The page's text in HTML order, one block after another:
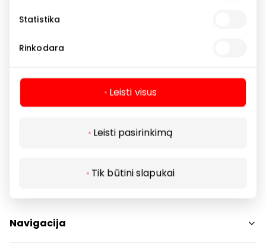
Statistika
Rinkodara
Leisti visus
Leisti pasirinkimą
Tik būtini slapukai
pastangų skiria išbandydamas naujus sprendimus
drabužių kiekį savo kolekcijose. Tokius drabužius
Drabužiai
Navigacija